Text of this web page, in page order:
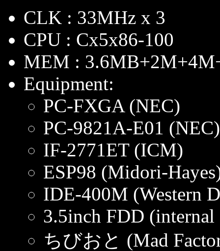
CLK : 33MHz x 3
CPU : Cx5x86-100
MEM :
Equipment:
PC-FXGA (NEC)
PC-9821A-E01 (NEC)
IF-2771ET (ICM)
ESP98 (Midori-
IDE-400M (Western
3.5inch FDD (internal
ちびおと (Mad